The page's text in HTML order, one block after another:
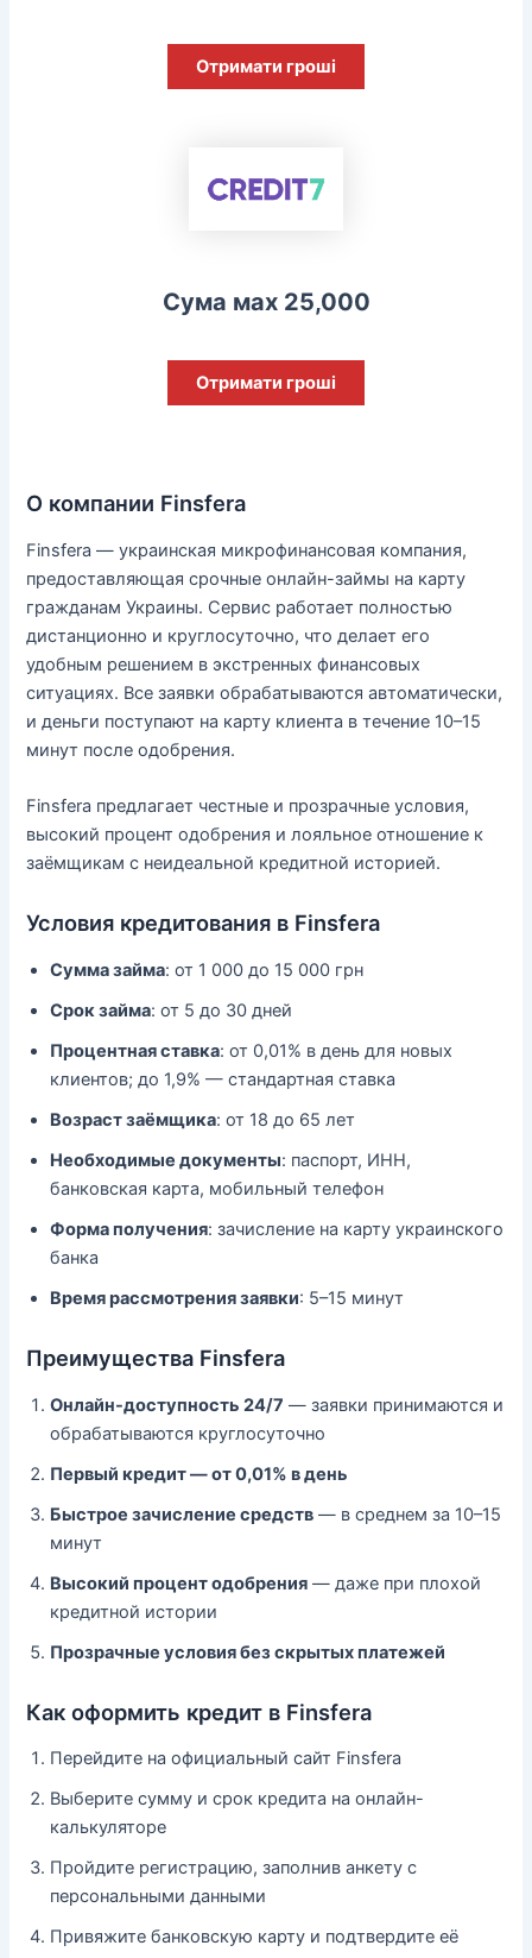
Отримати гроші
Сума мах 25,000
Отримати гроші
О компании Finsfera
Finsfera — украинская микрофинансовая компания,
предоставляющая срочные онлайн-займы на карту
гражданам Украины. Сервис работает полностью
дистанционно и круглосуточно, что делает его
удобным решением в экстренных финансовых
ситуациях. Все заявки обрабатываются автоматически,
и деньги поступают на карту клиента в течение 10–15
минут после одобрения.
Finsfera предлагает честные и прозрачные условия,
высокий процент одобрения и лояльное отношение к
заёмщикам с неидеальной кредитной историей.
Условия кредитования в Finsfera
Сумма займа: от 1 000 до 15 000 грн
Срок займа: от 5 до 30 дней
Процентная ставка: от 0,01% в день для новых
клиентов; до 1,9% — стандартная ставка
Возраст заёмщика: от 18 до 65 лет
Необходимые документы: паспорт, ИНН,
банковская карта, мобильный телефон
Форма получения: зачисление на карту украинского
банка
Время рассмотрения заявки: 5–15 минут
Преимущества Finsfera
Онлайн-доступность 24/7 — заявки принимаются и
обрабатываются круглосуточно
Первый кредит — от 0,01% в день
Быстрое зачисление средств — в среднем за 10–15
минут
Высокий процент одобрения — даже при плохой
кредитной истории
Прозрачные условия без скрытых платежей
Как оформить кредит в Finsfera
Перейдите на официальный сайт Finsfera
Выберите сумму и срок кредита на онлайн-
калькуляторе
Пройдите регистрацию, заполнив анкету с
персональными данными
Привяжите банковскую карту и подтвердите её